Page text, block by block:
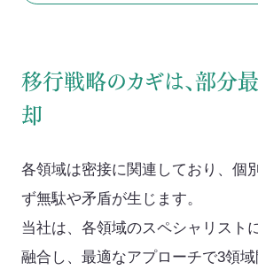
移行戦略のカギは、部分
却
各領域は密接に関連しており、個
ず無駄や矛盾が生じます。
当社は、各領域のスペシャリスト
融合し、最適なアプローチで3領